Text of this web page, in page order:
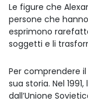
Le figure che
persone che
esprimono
soggetti e li
Per comprendere
sua storia. Nel
dall’Unione